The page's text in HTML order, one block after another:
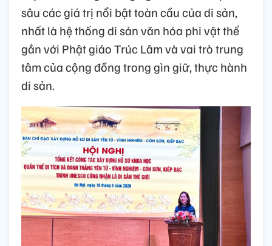
sâu các giá trị nổi bật toàn cầu của di sản,
nhất là hệ thống di sản văn hóa phi vật thể
gắn với Phật giáo Trúc Lâm và vai trò trung
tâm của cộng đồng trong gìn giữ, thực hành
di sản.